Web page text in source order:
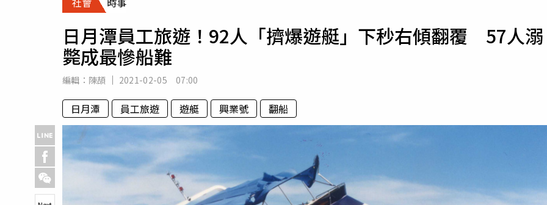
專欄
運勢
日月潭員工旅遊！92人「擠爆遊艇」下秒右傾翻覆 57人溺
斃成最慘船難
編輯： 陳頡 2021-02-05 07:00
日月潭 員工旅遊 遊艇 興業號 翻船